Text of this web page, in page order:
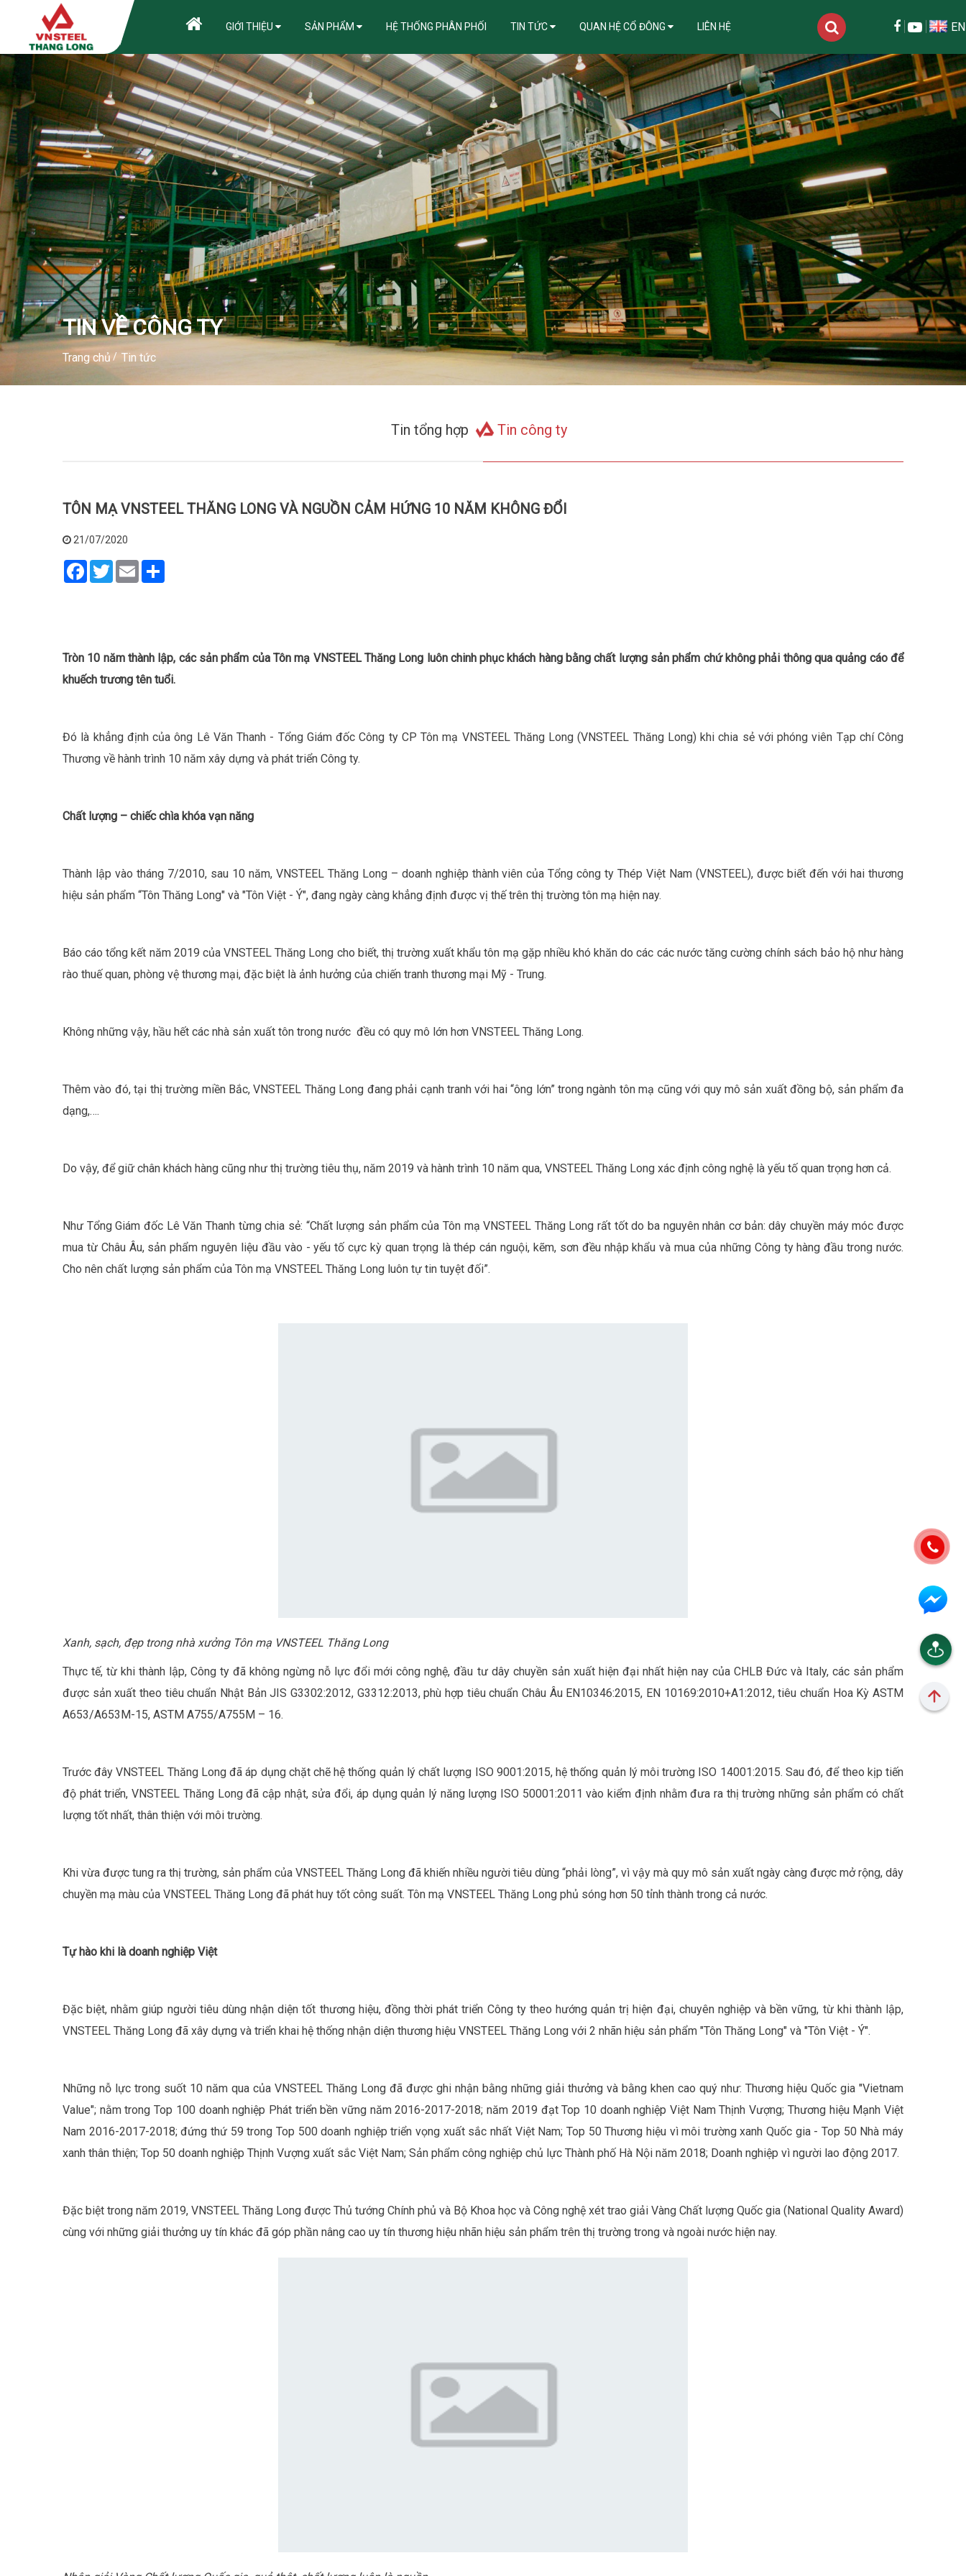
GIỚI THIỆU SẢN PHẨM HỆ THỐNG PHÂN PHỐI TIN TỨC QUAN HỆ CỔ ĐÔNG LIÊN HỆ
HƯỚNG DẪN KHẮC PHỤC LỖI ĐIỂN HÌNH TRONG THI CÔNG, BẢO QUẢN TÔN MẠ
EN
TIN VỀ CÔNG TY
Trang chủ Tin tức
Tin tổng hợp Tin công ty
TÔN MẠ VNSTEEL THĂNG LONG VÀ NGUỒN CẢM HỨNG 10 NĂM KHÔNG ĐỔI
21/07/2020
Facebook
TwitterEmail
Tròn 10 năm thành lập, các sản phẩm của Tôn mạ VNSTEEL Thăng Long luôn chinh phục khách hàng bằng chất lượng sản phẩm chứ không phải thông qua quảng cáo để
khuếch trương tên tuổi.
Đó là khẳng định của ông Lê Văn Thanh - Tổng Giám đốc Công ty CP Tôn mạ VNSTEEL Thăng Long (VNSTEEL Thăng Long) khi chia sẻ với phóng viên Tạp chí Công
Thương về hành trình 10 năm xây dựng và phát triển Công ty.
Chất lượng – chiếc chìa khóa vạn năng
Thành lập vào tháng 7/2010, sau 10 năm, VNSTEEL Thăng Long – doanh nghiệp thành viên của Tổng công ty Thép Việt Nam (VNSTEEL), được biết đến với hai thương
hiệu sản phẩm “Tôn Thăng Long" và "Tôn Việt - Ý", đang ngày càng khẳng định được vị thế trên thị trường tôn mạ hiện nay.
Báo cáo tổng kết năm 2019 của VNSTEEL Thăng Long cho biết, thị trường xuất khẩu tôn mạ gặp nhiều khó khăn do các các nước tăng cường chính sách bảo hộ như hàng
rào thuế quan, phòng vệ thương mại, đặc biệt là ảnh hưởng của chiến tranh thương mại Mỹ - Trung.
Không những vậy, hầu hết các nhà sản xuất tôn trong nước đều có quy mô lớn hơn VNSTEEL Thăng Long.
Thêm vào đó, tại thị trường miền Bắc, VNSTEEL Thăng Long đang phải cạnh tranh với hai “ông lớn” trong ngành tôn mạ cũng với quy mô sản xuất đồng bộ, sản phẩm đa
dạng,….
Do vậy, để giữ chân khách hàng cũng như thị trường tiêu thụ, năm 2019 và hành trình 10 năm qua, VNSTEEL Thăng Long xác định công nghệ là yếu tố quan trọng hơn cả.
Như Tổng Giám đốc Lê Văn Thanh từng chia sẻ: “Chất lượng sản phẩm của Tôn mạ VNSTEEL Thăng Long rất tốt do ba nguyên nhân cơ bản: dây chuyền máy móc được
mua từ Châu Âu, sản phẩm nguyên liệu đầu vào - yếu tố cực kỳ quan trọng là thép cán nguội, kẽm, sơn đều nhập khẩu và mua của những Công ty hàng đầu trong nước.
Cho nên chất lượng sản phẩm của Tôn mạ VNSTEEL Thăng Long luôn tự tin tuyệt đối”.
Xanh, sạch, đẹp trong nhà xưởng Tôn mạ VNSTEEL Thăng Long
Thực tế, từ khi thành lập, Công ty đã không ngừng nỗ lực đổi mới công nghệ, đầu tư dây chuyền sản xuất hiện đại nhất hiện nay của CHLB Đức và Italy, các sản phẩm
được sản xuất theo tiêu chuẩn Nhật Bản JIS G3302:2012, G3312:2013, phù hợp tiêu chuẩn Châu Âu EN10346:2015, EN 10169:2010+A1:2012, tiêu chuẩn Hoa Kỳ ASTM
A653/A653M-15, ASTM A755/A755M – 16.
Trước đây VNSTEEL Thăng Long đã áp dụng chặt chẽ hệ thống quản lý chất lượng ISO 9001:2015, hệ thống quản lý môi trường ISO 14001:2015. Sau đó, để theo kịp tiến
độ phát triển, VNSTEEL Thăng Long đã cập nhật, sửa đổi, áp dụng quản lý năng lượng ISO 50001:2011 vào kiểm định nhằm đưa ra thị trường những sản phẩm có chất
lượng tốt nhất, thân thiện với môi trường.
Khi vừa được tung ra thị trường, sản phẩm của VNSTEEL Thăng Long đã khiến nhiều người tiêu dùng “phải lòng”, vì vậy mà quy mô sản xuất ngày càng được mở rộng, dây
chuyền mạ màu của VNSTEEL Thăng Long đã phát huy tốt công suất. Tôn mạ VNSTEEL Thăng Long phủ sóng hơn 50 tỉnh thành trong cả nước.
Tự hào khi là doanh nghiệp Việt
Đặc biệt, nhằm giúp người tiêu dùng nhận diện tốt thương hiệu, đồng thời phát triển Công ty theo hướng quản trị hiện đại, chuyên nghiệp và bền vững, từ khi thành lập,
VNSTEEL Thăng Long đã xây dựng và triển khai hệ thống nhận diện thương hiệu VNSTEEL Thăng Long với 2 nhãn hiệu sản phẩm "Tôn Thăng Long" và "Tôn Việt - Ý".
Những nỗ lực trong suốt 10 năm qua của VNSTEEL Thăng Long đã được ghi nhận bằng những giải thưởng và bằng khen cao quý như: Thương hiệu Quốc gia "Vietnam
Value"; nằm trong Top 100 doanh nghiệp Phát triển bền vững năm 2016-2017-2018; năm 2019 đạt Top 10 doanh nghiệp Việt Nam Thịnh Vượng; Thương hiệu Mạnh Việt
Nam 2016-2017-2018; đứng thứ 59 trong Top 500 doanh nghiệp triển vọng xuất sắc nhất Việt Nam; Top 50 Thương hiệu vì môi trường xanh Quốc gia - Top 50 Nhà máy
xanh thân thiện; Top 50 doanh nghiệp Thịnh Vượng xuất sắc Việt Nam; Sản phẩm công nghiệp chủ lực Thành phố Hà Nội năm 2018; Doanh nghiệp vì người lao động 2017.
Đặc biệt trong năm 2019, VNSTEEL Thăng Long được Thủ tướng Chính phủ và Bộ Khoa học và Công nghệ xét trao giải Vàng Chất lượng Quốc gia (National Quality Award)
cùng với những giải thưởng uy tín khác đã góp phần nâng cao uy tín thương hiệu nhãn hiệu sản phẩm trên thị trường trong và ngoài nước hiện nay.